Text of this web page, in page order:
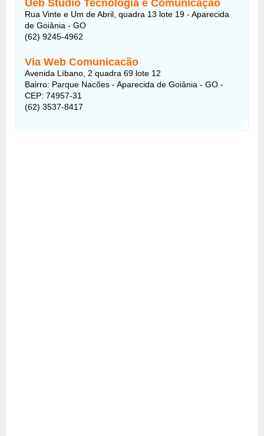
Uéb Studio Tecnologia e Comunicação
Rua Vinte e Um de Abril, quadra 13 lote 19 - Aparecida
de Goiânia - GO
(62) 9245-4962
Via Web Comunicacão
Avenida Líbano, 2 quadra 69 lote 12
Bairro: Parque Nacões - Aparecida de Goiânia - GO -
CEP: 74957-31
(62) 3537-8417